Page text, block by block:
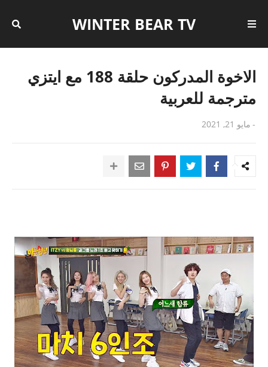
WINTER BEAR TV
الاخوة المدركون حلقة 188 مع ايتزي
مترجمة للعربية
- مايو 21, 2021